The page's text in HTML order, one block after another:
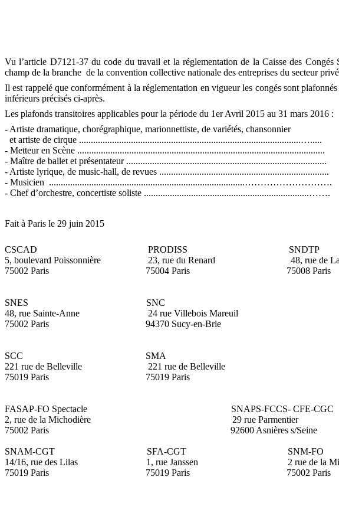
Vu l’article D7121-37 du code du travail et la réglementation de la Caisse des
champ de la branche de la convention collective nationale des entreprises du secteur
Il est rappelé que conformément à la réglementation en vigueur les congés sont
inférieurs précisés ci-après.
Les plafonds transitoires applicables pour la période du 1er Avril 2015 au 31 mars 2016 :
- Artiste dramatique, chorégraphique, marionnettiste, de variétés, chansonnier
et artiste de cirque ..............................................................................................….....
- Metteur en Scène .........................................................................................................
- Maître de ballet et présentateur .....................................................................................
- Artiste lyrique, de music-hall, de revues ........................................................................
- Musicien ...................................................................................……………………….
- Chef d’orchestre, concertiste soliste ......................................................................…….
Fait à Paris le 29 juin 2015
CSCAD PRODISS
SNDTP
5, boulevard Poissonnière
23, rue du Renard
48, rue de
75002 Paris
75004 Paris 75008 Paris
SNES
SNC
48, rue Sainte-Anne
24 rue Villebois Mareuil
75002 Paris
94370 Sucy-en-Brie
SCC
SMA
221 rue de Belleville
221 rue de Belleville
75019 Paris
75019 Paris
FASAP-FO Spectacle
SNAPS-FCCS- CFE-CGC
2, rue de la Michodière
29 rue Parmentier
75002 Paris
92600 Asnières s/Seine
SNAM-CGT SFA-CGT
SNM-FO
14/16, rue des Lilas
1, rue Janssen
2 rue de la
75019 Paris
75019 Paris 75002 Paris